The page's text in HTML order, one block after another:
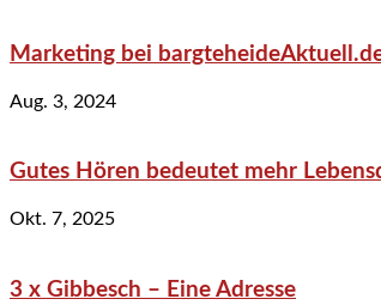
Marketing bei
Aug. 3, 2024
Gutes Hören bedeutet mehr
Okt. 7, 2025
3 x Gibbesch – Eine Adresse